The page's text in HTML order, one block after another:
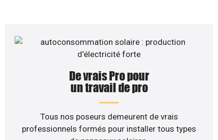
De vrais Pro pour
un travail de pro
Tous nos poseurs demeurent de vrais
professionnels formés pour installer tous types